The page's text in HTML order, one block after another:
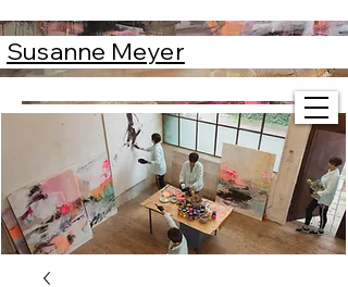
Susanne Meyer
Susanne Meyer